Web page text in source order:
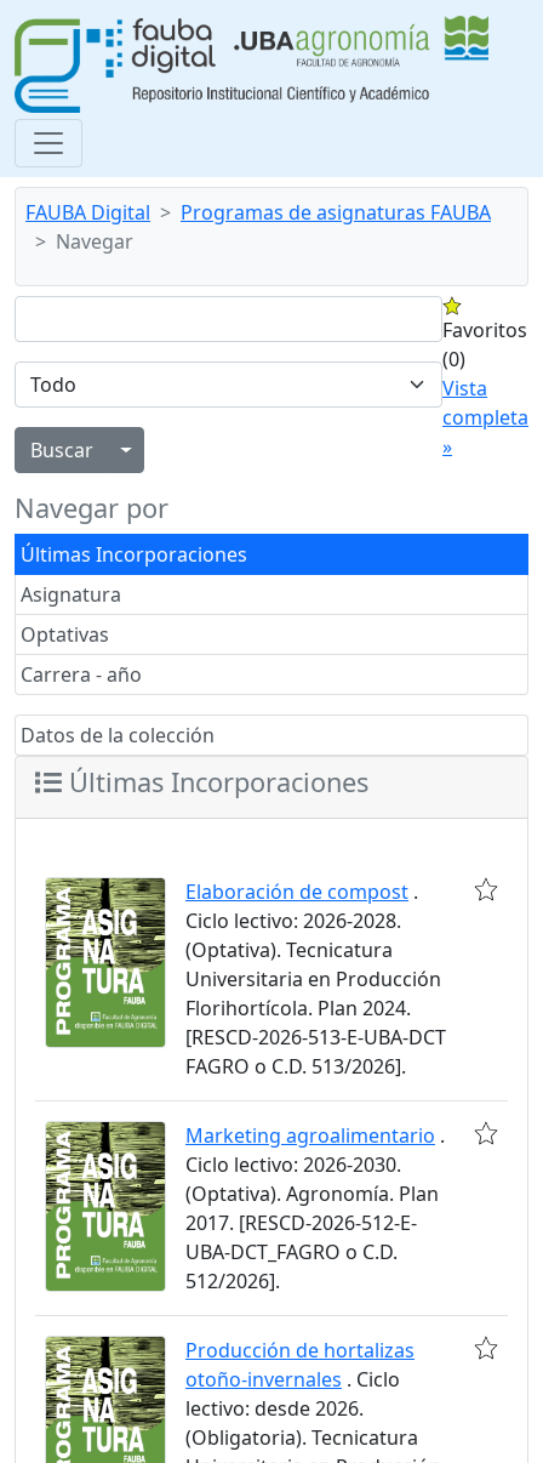
FAUBA Digital
Programas de asignaturas FAUBA
Navegar
Alternar menú desplegable
Favoritos
(0)
Vista
completa
»
Navegar por
Últimas Incorporaciones
Asignatura
Optativas
Carrera - año
Datos de la colección
Últimas Incorporaciones
Elaboración de compost .
Ciclo lectivo: 2026-2028.
(Optativa). Tecnicatura
Universitaria en Producción
Florihortícola. Plan 2024.
[RESCD-2026-513-E-UBA-DCT
FAGRO o C.D. 513/2026].
Marketing agroalimentario .
Ciclo lectivo: 2026-2030.
(Optativa). Agronomía. Plan
2017. [RESCD-2026-512-E-
UBA-DCT_FAGRO o C.D.
512/2026].
Producción de hortalizas
otoño-invernales . Ciclo
lectivo: desde 2026.
(Obligatoria). Tecnicatura